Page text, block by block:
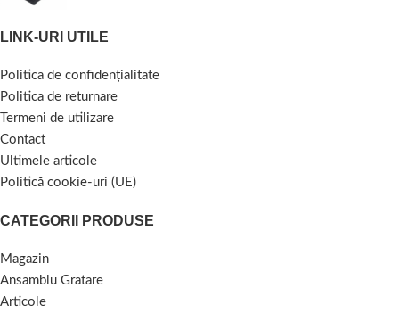
LINK-URI UTILE
Politica de confidențialitate
Politica de returnare
Termeni de utilizare
Contact
Ultimele articole
Politică cookie-uri (UE)
CATEGORII PRODUSE
Magazin
Ansamblu Gratare
Articole